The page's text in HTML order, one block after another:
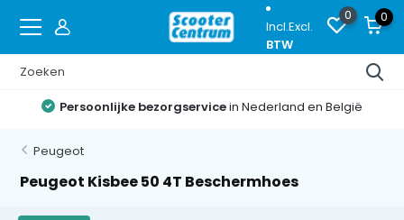
Incl.Excl.
BTW
0 0
Persoonlijke bezorgservicein Nederland en België
Peugeot
Peugeot Kisbee 50 4T Beschermhoes